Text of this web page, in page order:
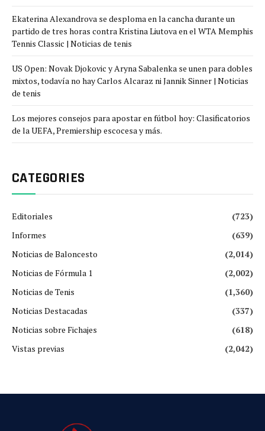
Ekaterina Alexandrova se desploma en la cancha durante un
partido de tres horas contra Kristina Liutova en el WTA Memphis
Tennis Classic | Noticias de tenis
US Open: Novak Djokovic y Aryna Sabalenka se unen para dobles
mixtos, todavía no hay Carlos Alcaraz ni Jannik Sinner | Noticias
de tenis
Los mejores consejos para apostar en fútbol hoy: Clasificatorios
de la UEFA, Premiership escocesa y más.
CATEGORIES
Editoriales
(723)
Informes
(639)
Noticias de Baloncesto
(2,014)
Noticias de Fórmula 1
(2,002)
Noticias de Tenis
(1,360)
Noticias Destacadas
(337)
Noticias sobre Fichajes
(618)
Vistas previas
(2,042)